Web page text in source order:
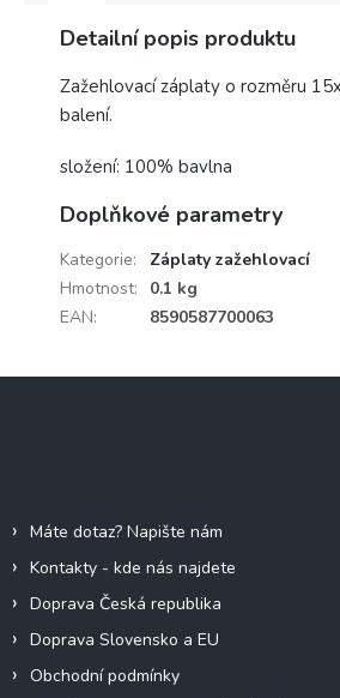
Detailní popis produktu
Zažehlovací záplaty o rozměru
balení.
složení: 100% bavlna
Doplňkové parametry
Kategorie:
Záplaty zažehlovací
Hmotnost:
0.1 kg
EAN: 8590587700063
Máte dotaz? Napište nám
Kontakty - kde nás najdete
Doprava Česká republika
Doprava Slovensko a EU
Obchodní podmínky